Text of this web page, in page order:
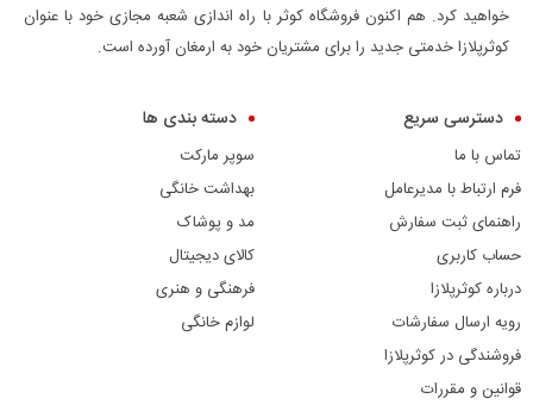
خواهید کرد. هم اکنون فروشگاه کوثر با راه اندازی شعبه مجازی خود با عنوان
کوثرپلازا خدمتی جدید را برای مشتریان خود به ارمغان آورده است.
دسترسی سریع
تماس با ما
فرم ارتباط با مدیرعامل
راهنمای ثبت سفارش
حساب کاربری
درباره کوثرپلازا
رویه ارسال سفارشات
فروشندگی در کوثرپلازا
قوانین و مقررات
دسته بندی ها
سوپر مارکت
بهداشت خانگی
مد و پوشاک
کالای دیجیتال
فرهنگی و هنری
لوازم خانگی